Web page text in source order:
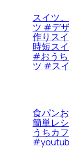
スイ
ツ #デ
作りス
時短ス
#おう
ツ #ス
食パン
簡単レ
うちカ